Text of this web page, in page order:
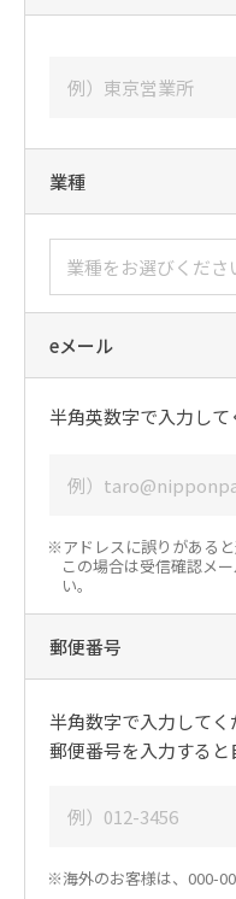
業種
eメール
半角英数字で入力して
※アドレスに誤りがあると
この場合は受信確認メ
い。
郵便番号
半角数字で入力してく
郵便番号を入力すると
※海外のお客様は、000-